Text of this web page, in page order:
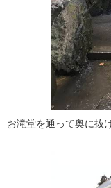
お滝堂を通って奥に抜